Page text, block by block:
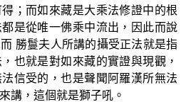
；而如來藏是大乘法修證中的根
是從唯一佛乘中流出，因此而說
勝鬘夫人所講的攝受正法就是指
也就是對如來藏的實證與現觀，
信受的，也是聲聞阿羅漢所無法
講，這個就是獅子吼。